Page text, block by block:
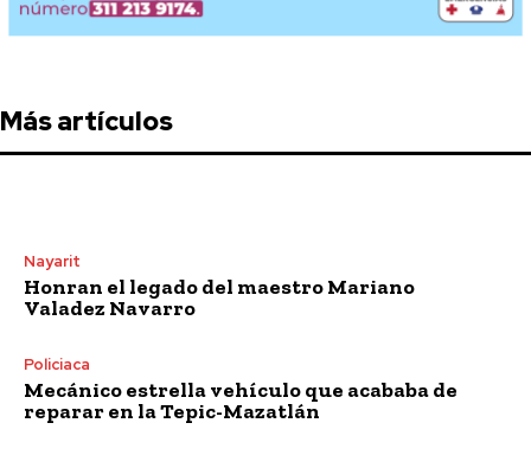
Más artículos
Nayarit
Honran el legado del maestro Mariano
Valadez Navarro
Policiaca
Mecánico estrella vehículo que acababa de
reparar en la Tepic-Mazatlán